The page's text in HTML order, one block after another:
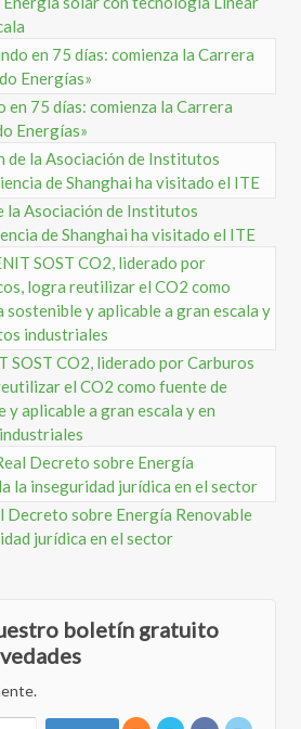
en 75 días: comienza la Carrera
Energías»
la Asociación de Institutos
de Shanghai ha visitado el ITE
SOST CO2, liderado por Carburos
el CO2 como fuente de
aplicable a gran escala y en
Decreto sobre Energía Renovable
jurídica en el sector
boletín gratuito